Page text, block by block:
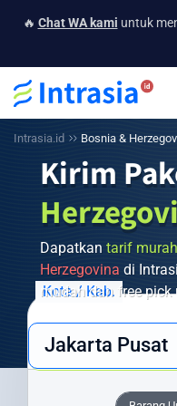
🔥 Chat WA kami untuk
Intrasia.id Bosnia &
Kirim
Dapatkan tarif murah
Herzegovina di
mudah dan free
Butuh layanan pengiriman
cepat, aman, dan
Anda. Dengan jaringan
Kota / Kab.
Jakarta Pusat